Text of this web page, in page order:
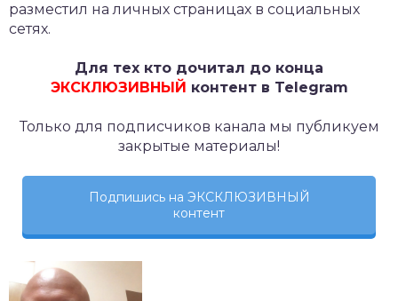
разместил на личных страницах в социальных
сетях.
Для тех кто дочитал до конца
ЭКСКЛЮЗИВНЫЙ контент в Telegram
Только для подписчиков канала мы публикуем
закрытые материалы!
Подпишись на ЭКСКЛЮЗИВНЫЙ
контент